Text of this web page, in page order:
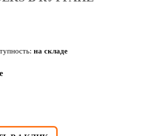
на складе